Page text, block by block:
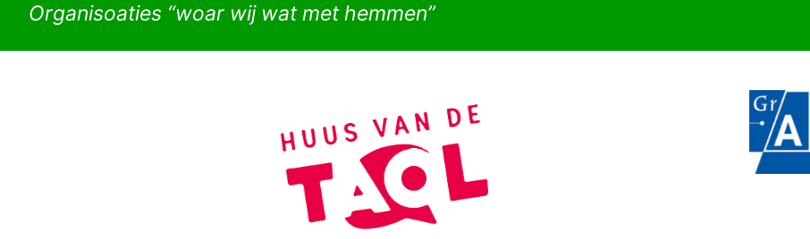
Organisoaties “woar wij wat met hemmen”